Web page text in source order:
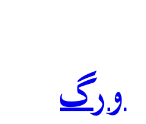
ورگ